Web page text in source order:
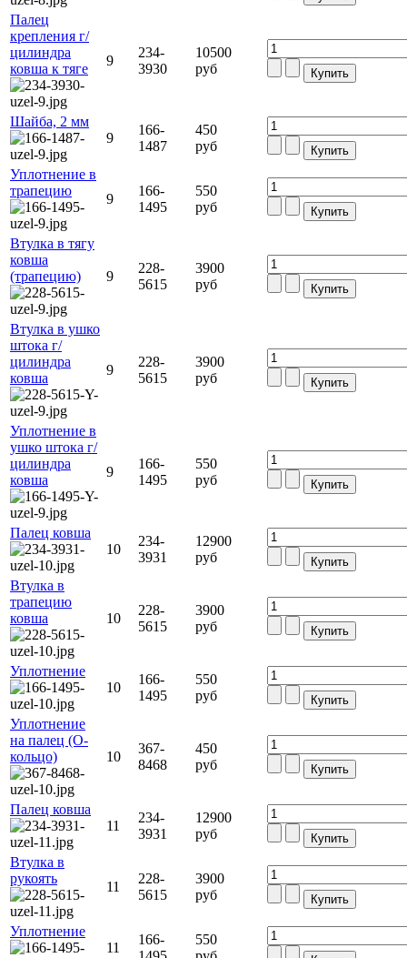
Палец
крепления г/
цилиндра
ковша к тяге
9
234-
3930
10500
руб
Шайба, 2 мм
9
166-
1487
450
руб
Уплотнение в
трапецию
9
166-
1495
550
руб
Втулка в тягу
ковша
(трапецию)
9
228-
5615
3900
руб
Втулка в ушко
штока г/
цилиндра
ковша
9
228-
5615
3900
руб
Уплотнение в
ушко штока г/
цилиндра
ковша
9
166-
1495
550
руб
Палец ковша
10
234-
3931
12900
руб
Втулка в
трапецию
ковша
10
228-
5615
3900
руб
Уплотнение
10
166-
1495
550
руб
Уплотнение
на палец (О-
кольцо)
10
367-
8468
450
руб
Палец ковша
11
234-
3931
12900
руб
Втулка в
рукоять
11
228-
5615
3900
руб
Уплотнение
11
166-
550